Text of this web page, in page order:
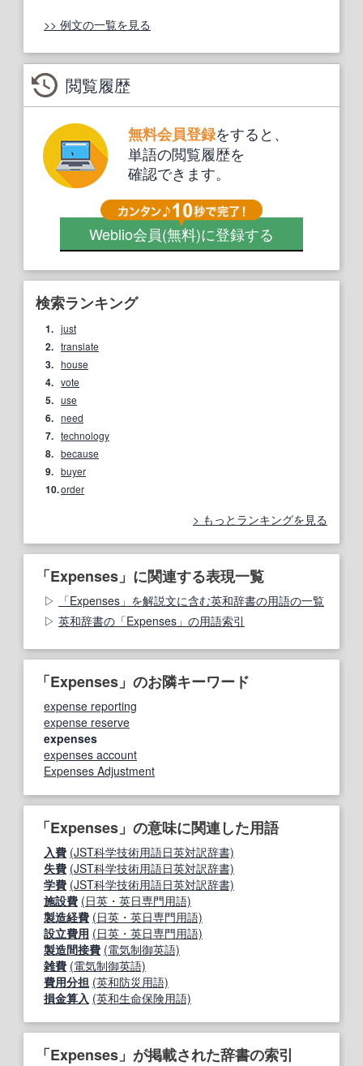
>> 例文の一覧を見る
閲覧履歴
無料会員登録をすると、
単語の閲覧履歴を
確認できます。
Weblio会員(無料)に登録する
検索ランキング
1. just
2. translate
3. house
4. vote
5. use
6. need
7. technology
8. because
9. buyer
10.order
もっとランキングを見る
「Expenses」に関連する表現一覧
「Expenses」を解説文に含む英和辞書の用語の一覧
英和辞書の「Expenses」の用語索引
「Expenses」のお隣キーワード
expense reporting
expense reserve
expenses
expenses account
Expenses Adjustment
「Expenses」の意味に関連した用語
入費 (JST科学技術用語日英対訳辞書)
失費 (JST科学技術用語日英対訳辞書)
学費 (JST科学技術用語日英対訳辞書)
施設費 (日英・英日専門用語)
製造経費 (日英・英日専門用語)
設立費用 (日英・英日専門用語)
製造間接費 (電気制御英語)
雑費 (電気制御英語)
費用分担 (英和防災用語)
損金算入 (英和生命保険用語)
「Expenses」が掲載された辞書の索引